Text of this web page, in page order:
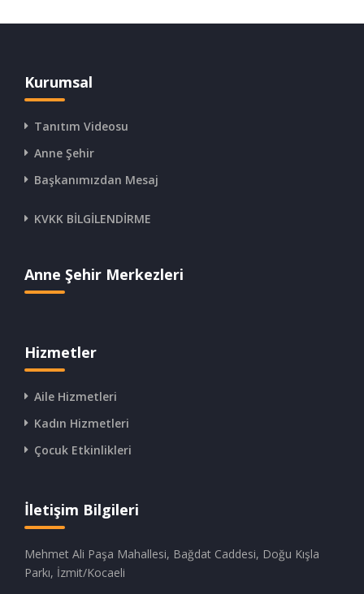
Kurumsal
Tanıtım Videosu
Anne Şehir
Başkanımızdan Mesaj
KVKK BİLGİLENDİRME
Anne Şehir Merkezleri
Hizmetler
Aile Hizmetleri
Kadın Hizmetleri
Çocuk Etkinlikleri
İletişim Bilgileri
Mehmet Ali Paşa Mahallesi, Bağdat Caddesi, Doğu Kışla
Parkı, İzmit/Kocaeli